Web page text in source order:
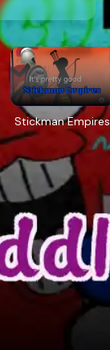
Stickman Empires